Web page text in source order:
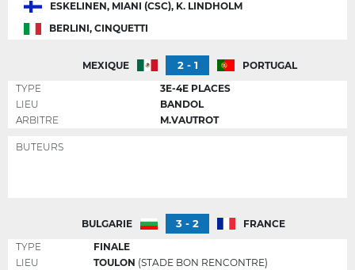
ESKELINEN, MIANI (CSC), K. LINDHOLM
BERLINI, CINQUETTI
MEXIQUE 2 - 1
PORTUGAL
TYPE
3E-4E PLACES
LIEU
BANDOL
ARBITRE
M.VAUTROT
BUTEURS
BULGARIE 3 - 2
FRANCE
TYPE
FINALE
LIEU
TOULON (STADE BON RENCONTRE)